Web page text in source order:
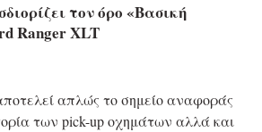
τον όρο «Βασική
Ranger XLT
απλώς το σημείο αναφοράς
των pick-up οχημάτων αλλά και